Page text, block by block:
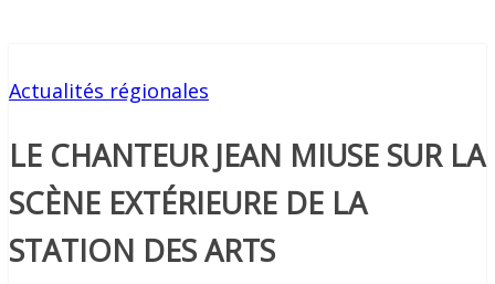
Actualités régionales
LE CHANTEUR JEAN MIUSE SUR LA
SCÈNE EXTÉRIEURE DE LA
STATION DES ARTS